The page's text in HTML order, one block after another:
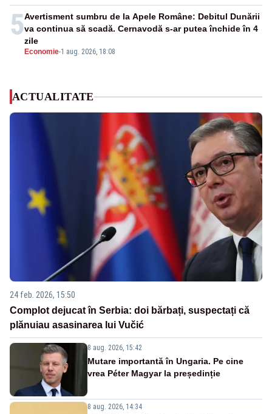
5
Economie-1 aug. 2026, 18:08
Avertisment sumbru de la Apele Române: Debitul Dunării
va continua să scadă. Cernavodă s-ar putea închide în 4
zile
ACTUALITATE
24 feb. 2026, 15:50
Complot dejucat în Serbia: doi bărbați, suspectați că
plănuiau asasinarea lui Vučić
8 aug. 2026, 15:42
Mutare importantă în Ungaria. Pe cine
vrea Péter Magyar la președinție
8 aug. 2026, 14:34